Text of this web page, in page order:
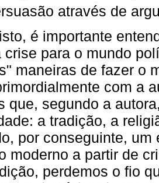
através de
é importante
crise para o mundo
maneiras de fazer o
com a
que, segundo a
a tradição, a
por conseguinte,
moderno a partir de
perdemos o fio